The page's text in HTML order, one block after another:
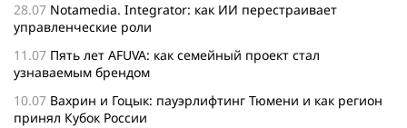
28.07 Notamedia. Integrator: как ИИ перестраивает
управленческие роли
11.07 Пять лет AFUVA: как семейный проект стал
узнаваемым брендом
10.07 Вахрин и Гоцык: пауэрлифтинг Тюмени и как регион
принял Кубок России